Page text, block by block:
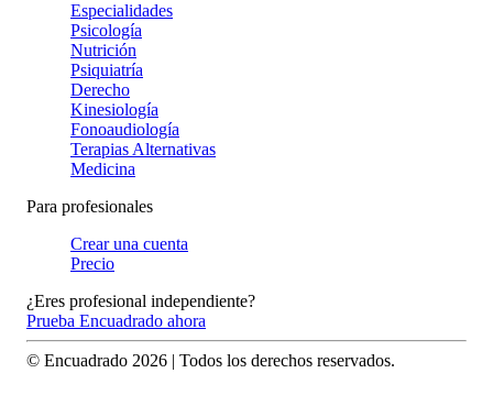
Especialidades
Psicología
Nutrición
Psiquiatría
Derecho
Kinesiología
Fonoaudiología
Terapias Alternativas
Medicina
Para profesionales
Crear una cuenta
Precio
¿Eres profesional independiente?
Prueba Encuadrado ahora
© Encuadrado 2026 | Todos los derechos reservados.